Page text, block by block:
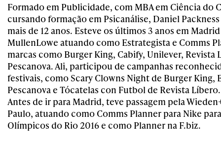
Formado em Publicidade, com MBA em Ciência do
cursando formação em Psicanálise, Daniel
mais de 12 anos. Esteve os últimos 3 anos em
MullenLowe atuando como Estrategista e Comms
marcas como Burger King, Cabify, Unilever, Revista
Pescanova. Ali, participou de campanhas
festivais, como Scary Clowns Night de Burger King,
Pescanova e Tócatelas con Futbol de Revista Líbero.
Antes de ir para Madrid, teve passagem pela
Paulo, atuando como Comms Planner para Nike
Olímpicos do Rio 2016 e como Planner na F.biz.